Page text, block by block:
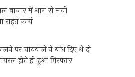
बाजार में आग से मची
कार्य
पर चायवाले ने बांध दिए थे दो
होते ही हुआ गिरफ्तार